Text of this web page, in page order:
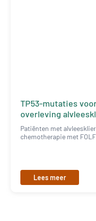
TP53-mutaties
overleving
Patiënten met
chemotherapie met
Lees meer